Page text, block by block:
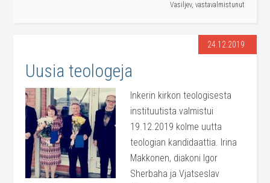
Vasiljev, vastavalmistunut
24.12.2019
Uusia teologeja
Inkerin kirkon teologisesta
instituutista valmistui
19.12.2019 kolme uutta
teologian kandidaattia. Irina
Makkonen, diakoni Igor
Sherbaha ja Vjatseslav